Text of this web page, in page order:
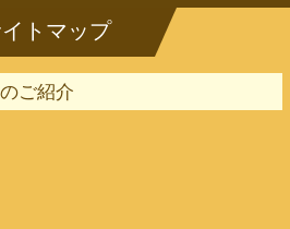
ご紹介